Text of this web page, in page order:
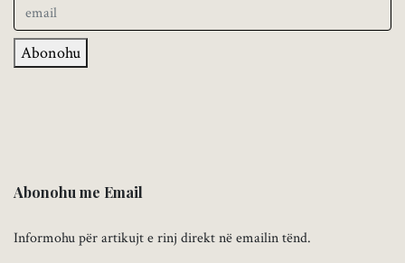
Abonohu
Abonohu me Email
Informohu për artikujt e rinj direkt në emailin tënd.